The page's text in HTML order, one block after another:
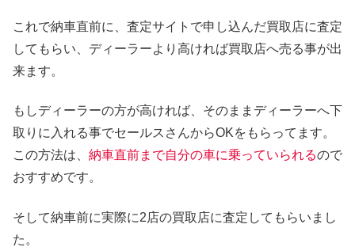
これで納車直前に、査定サイトで申し込んだ買取店に査定
してもらい、ディーラーより高ければ買取店へ売る事が出
来ます。
もしディーラーの方が高ければ、そのままディーラーへ下
取りに入れる事でセールスさんからOKをもらってます。
この方法は、 納車直前まで自分の車に乗っていられるので
おすすめです。
そして納車前に実際に2店の買取店に査定してもらいまし
た。